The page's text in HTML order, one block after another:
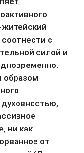
житейский
с
силой и
образом
ни как
от